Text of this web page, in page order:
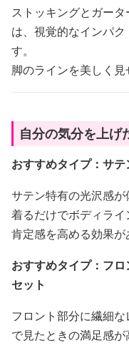
ストッキングとガー
は、視覚的なインパ
す。
脚のラインを美しく見
自分の気分を上げ
おすすめタイプ：サ
サテン特有の光沢感が
着るだけでボディラ
肯定感を高める効果が
おすすめタイプ：フ
セット
フロント部分に繊細
で見たときの満足感